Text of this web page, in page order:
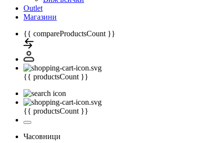
Outlet
Магазини
{{ compareProductsCount }}
{{ productsCount }}
{{ productsCount }}
Часовници